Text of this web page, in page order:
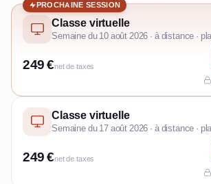
PROCHAINE SESSION
Classe virtuelle
Semaine du 10 août 2026 · à distance ·
249 €net de taxes
Classe virtuelle
Semaine du 17 août 2026 · à distance ·
249 €net de taxes